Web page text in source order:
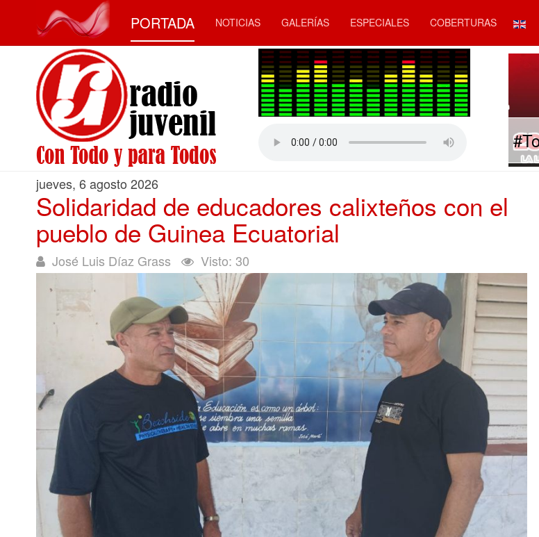
PORTADA NOTICIAS GALERÍAS ESPECIALES COBERTURAS
jueves, 6 agosto 2026
Solidaridad de educadores calixteños con el
pueblo de Guinea Ecuatorial
José Luis Díaz Grass Visto: 30